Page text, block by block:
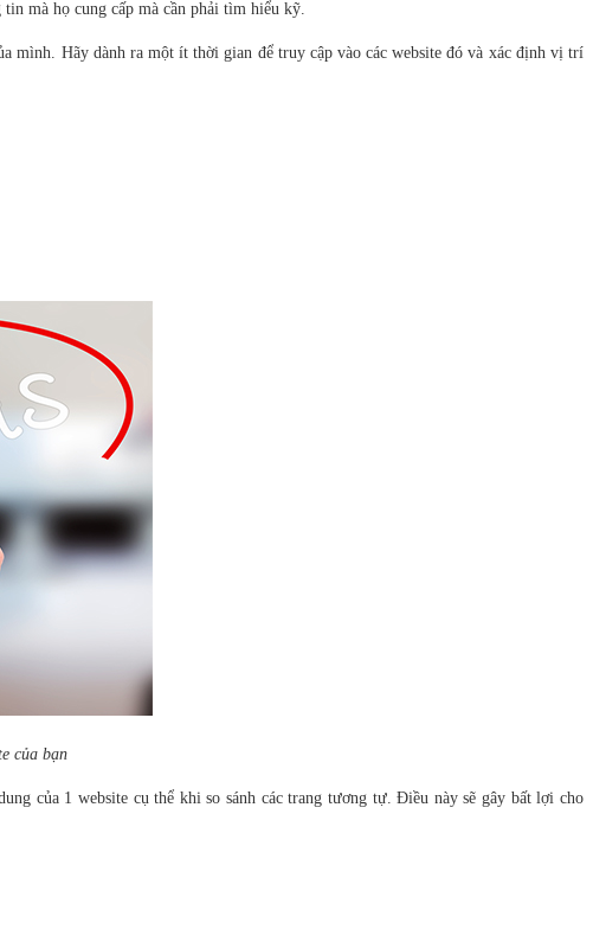
mà họ cung cấp mà cần phải tìm hiểu kỹ.
mình. Hãy dành ra một ít thời gian để truy cập vào các website đó và xác định vị trí
của bạn
của 1 website cụ thể khi so sánh các trang tương tự. Điều này sẽ gây bất lợi cho